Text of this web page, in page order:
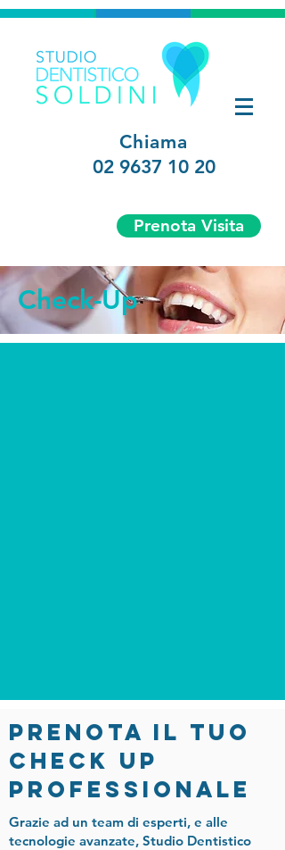
Chiama
02 9637 10 20
Prenota Visita
Check-Up
PRENOTA IL TUO
CHECK UP
PROFESSIONALE
Grazie ad un team di esperti, e alle
tecnologie avanzate, Studio Dentistico